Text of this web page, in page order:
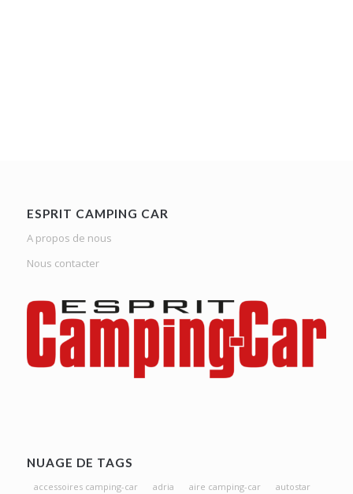
ESPRIT CAMPING CAR
A propos de nous
Nous contacter
NUAGE DE TAGS
accessoires camping-car adria aire camping-car
autostar